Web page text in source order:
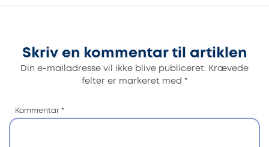
Skriv en kommentar til artiklen
Din e-mailadresse vil ikke blive publiceret. Krævede
felter er markeret med *
Kommentar *